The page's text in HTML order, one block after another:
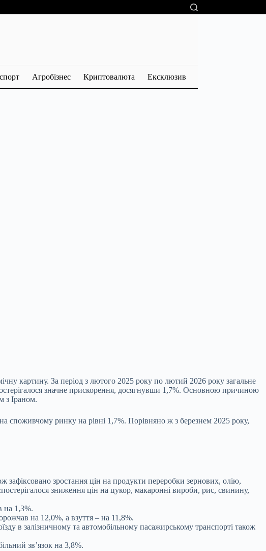
Агробізнес Криптовалюта Ексклюзив
картину. За період з лютого 2025 року по лютий 2026 року загальне
значне прискорення, досягнувши 1,7%. Основною причиною
з Іраном.
споживчому ринку на рівні 1,7%. Порівняно ж з березнем 2025 року,
зростання цін на продукти переробки зернових, олію,
зниження цін на цукор, макаронні вироби, рис, свинину,
на 1,3%.
на 12,0%, а взуття – на 11,8%.
в залізничному та автомобільному пасажирському транспорті також
зв’язок на 3,8%.